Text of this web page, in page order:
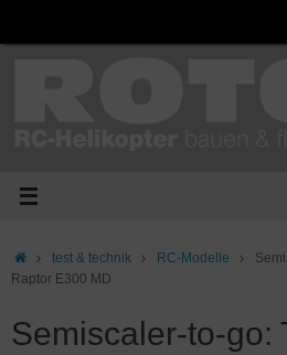
Starttest & technik RC-Modelle
Raptor E300 MD
Semiscaler-to-go: